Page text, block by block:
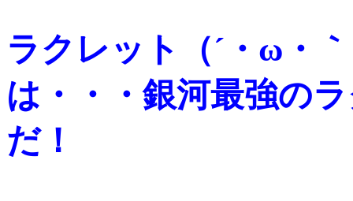
ラクレット（´・ω・
は・・・銀河最強の
だ！